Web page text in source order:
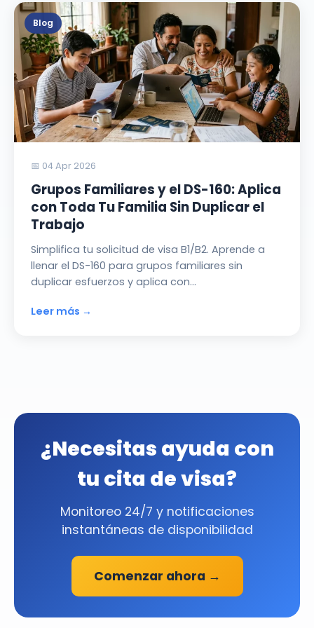
Blog
📅 04 Apr 2026
Grupos Familiares y el DS-160: Aplica
con Toda Tu Familia Sin Duplicar el
Trabajo
Simplifica tu solicitud de visa B1/B2. Aprende a
llenar el DS-160 para grupos familiares sin
duplicar esfuerzos y aplica con…
Leer más →
¿Necesitas ayuda con
tu cita de visa?
Monitoreo 24/7 y notificaciones
instantáneas de disponibilidad
Comenzar ahora →